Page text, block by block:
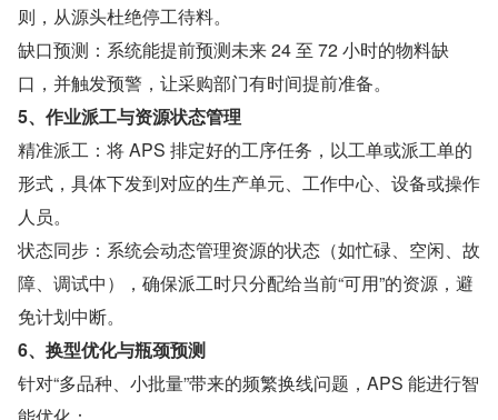
则，从源头杜绝停工待料。
缺口预测：系统能提前预测未来 24 至 72 小时的物料缺
口，并触发预警，让采购部门有时间提前准备。
5、作业派工与资源状态管理
精准派工：将 APS 排定好的工序任务，以工单或派工单的
形式，具体下发到对应的生产单元、工作中心、设备或操作
人员。
状态同步：系统会动态管理资源的状态（如忙碌、空闲、故
障、调试中），确保派工时只分配给当前“可用”的资源，避
免计划中断。
6、换型优化与瓶颈预测
针对“多品种、小批量”带来的频繁换线问题，APS 能进行智